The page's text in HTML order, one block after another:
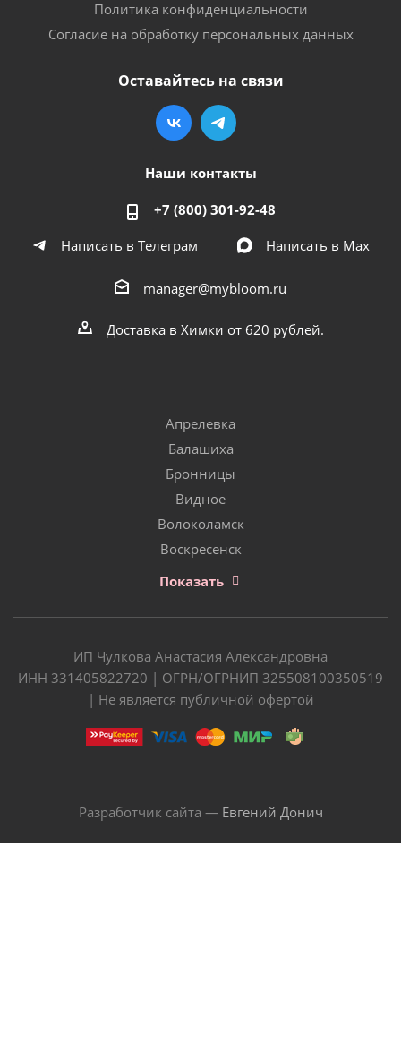
Политика конфиденциальности
Согласие на обработку персональных данных
Оставайтесь на связи
Наши контакты
+7 (800) 301-92-48
Написать в Телеграм
Написать в Мах
manager@mybloom.ru
Доставка в Химки от 620 рублей.
Апрелевка
Балашиха
Бронницы
Видное
Волоколамск
Воскресенск
Показать
ИП Чулкова Анастасия Александровна
ИНН 331405822720 | ОГРН/ОГРНИП 325508100350519
| Не является публичной офертой
Разработчик сайта — Евгений Донич